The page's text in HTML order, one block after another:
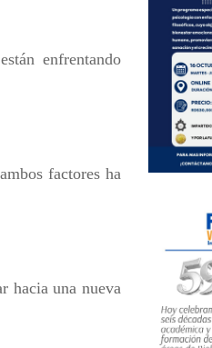
enfrentando
factores ha
hacia una nueva